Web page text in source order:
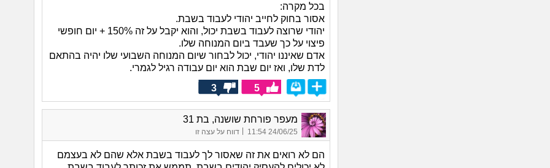
בכל מקרה:
אסור בחוק לחייב יהודי לעבוד בשבת.
יהודי שרוצה לעבוד בשבת יכול, והוא יקבל על זה 150% + יום חופשי
פיצוי על כך שעבד ביום המנוחה שלו.
אדם שאיננו יהודי, יכול לבחור שיום המנוחה השבועי שלו יהיה בהתאם
לדת שלו, ואז יום שבת הוא יום עבודה רגיל לגמרי.
5
3
מעפר פורחת שושנה, בת 31
24/06/25 11:54 דווח על עצה זו
הם לא רואים את זה שאסור לך לעבוד בשבת אלא שהם לא בעצמם